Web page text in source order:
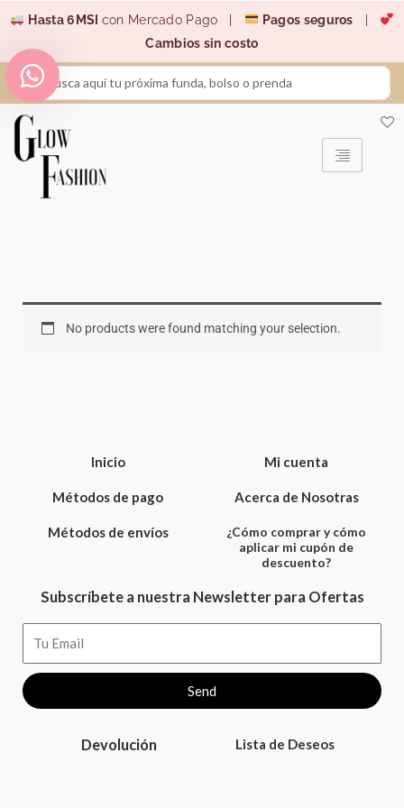
contenido
Hasta 6MSI con Mercado Pago | Pagos seguros
Cambios sin costo
Search
...
No products were found matching your selection.
Inicio
Métodos de pago
Métodos de envíos
Mi cuenta
Acerca de Nosotras
¿Cómo comprar y cómo
aplicar mi cupón de
descuento?
Subscríbete a nuestra Newsletter para Ofertas
Send
Devolución Lista de Deseos